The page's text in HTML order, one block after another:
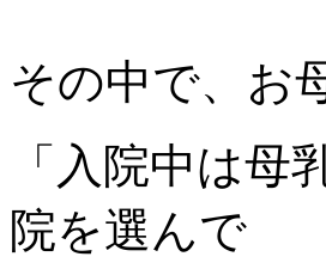
その中で、お
「入院中は
院を選んで